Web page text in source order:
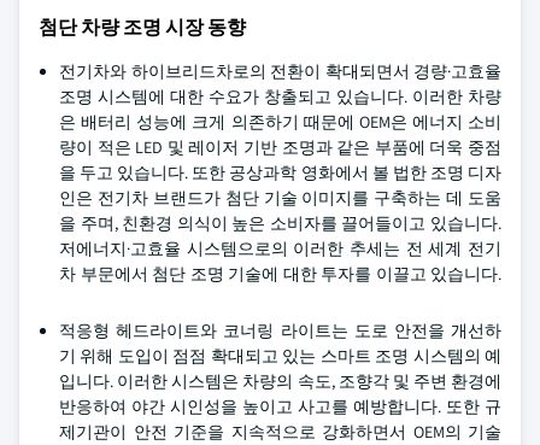
첨단 차량 조명 시장 동향
전기차와 하이브리드차로의 전환이 확대되면서 경량·고효율
조명 시스템에 대한 수요가 창출되고 있습니다. 이러한 차량
은 배터리 성능에 크게 의존하기 때문에 OEM은 에너지 소비
량이 적은 LED 및 레이저 기반 조명과 같은 부품에 더욱 중점
을 두고 있습니다. 또한 공상과학 영화에서 볼 법한 조명 디자
인은 전기차 브랜드가 첨단 기술 이미지를 구축하는 데 도움
을 주며, 친환경 의식이 높은 소비자를 끌어들이고 있습니다.
저에너지·고효율 시스템으로의 이러한 추세는 전 세계 전기
차 부문에서 첨단 조명 기술에 대한 투자를 이끌고 있습니다.
적응형 헤드라이트와 코너링 라이트는 도로 안전을 개선하
기 위해 도입이 점점 확대되고 있는 스마트 조명 시스템의 예
입니다. 이러한 시스템은 차량의 속도, 조향각 및 주변 환경에
반응하여 야간 시인성을 높이고 사고를 예방합니다. 또한 규
제기관이 안전 기준을 지속적으로 강화하면서 OEM의 기술